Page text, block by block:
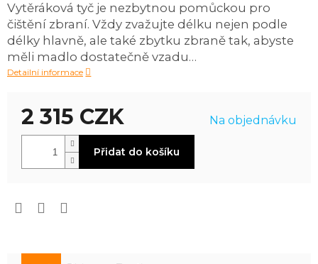
0,0
z
5
hvězdiček.
2 315 CZK Na objednávku
Přidat do košíku
Vytěráková tyč je nezbytnou pomůckou pro
čištění zbraní. Vždy zvažujte délku nejen podle
délky hlavně, ale také zbytku zbraně tak, abyste
měli madlo dostatečně vzadu…
Detailní informace